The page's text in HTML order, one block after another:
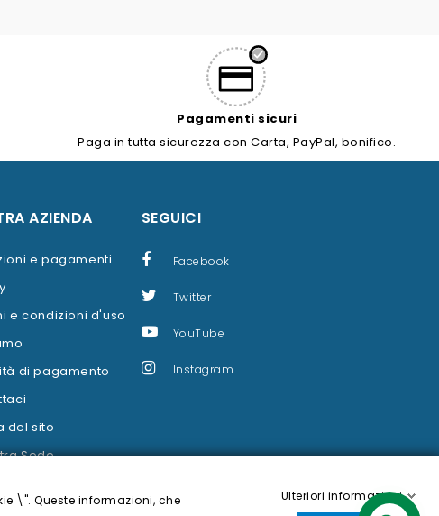
Pagamenti sicuri
Paga in tutta sicurezza con Carta, PayPal, bonifico.
AZIENDA
e pagamenti
e condizioni d'uso
di pagamento
del sito
Sede
SEGUICI
Facebook
Twitter
YouTube
Instagram
\". Queste informazioni, che Ulteriori informazioni